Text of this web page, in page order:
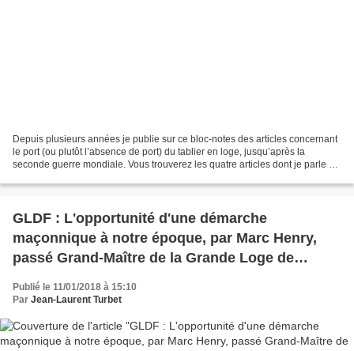
Depuis plusieurs années je publie sur ce bloc-notes des articles concernant
le port (ou plutôt l’absence de port) du tablier en loge, jusqu’après la
seconde guerre mondiale. Vous trouverez les quatre articles dont je parle en
GLDF : L'opportunité d'une démarche
maçonnique à notre époque, par Marc Henry,
passé Grand-Maître de la Grande Loge de
France, le 20 janvier 2018 à Maison-Laffitte.
Publié le 11/01/2018 à 15:10
Par Jean-Laurent Turbet